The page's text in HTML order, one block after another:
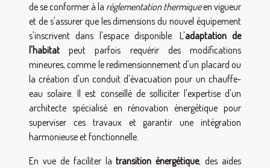
de se conformer à la réglementation thermiqueen vigueur
et de s'assurer que les dimensions du nouvel équipement
s'inscrivent dans l'espace disponible. L'adaptation de
l'habitat peut parfois requérir des modifications
mineures, comme le redimensionnement d'un placard ou
la création d'un conduit d'évacuation pour un chauffe-
eau solaire. Il est conseillé de solliciter l'expertise d'un
architecte spécialisé en rénovation énergétique pour
superviser ces travaux et garantir une intégration
harmonieuse et fonctionnelle.
En vue de faciliter latransition énergétique, des aides